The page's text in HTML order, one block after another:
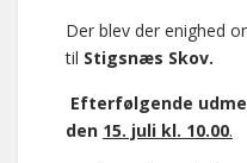
Der blev der enighed
til Stigsnæs Skov.
Efterfølgende
den 15. juli kl. 10.00.